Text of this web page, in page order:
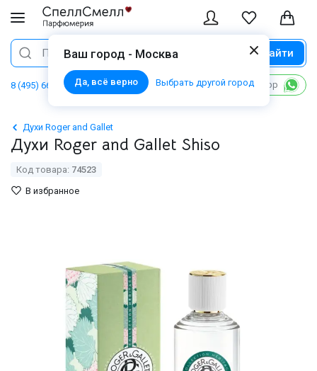
Ваш город - Москва
Да, всё верно Выбрать другой город
Поиск Найти
8 (495) 668 06 02 Написать в WhatsApp
Духи Roger and Gallet
Духи Roger and Gallet Shiso
Код товара: 74523
В избранное